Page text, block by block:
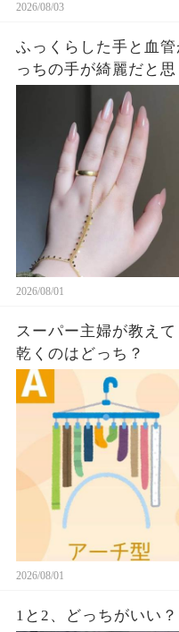
2026/08/03
ふっくらした手と血管が浮き
っちの手が綺麗だと思
2026/08/01
スーパー主婦が教え
乾くのはどっち？
2026/08/01
1と2、どっちがいい？